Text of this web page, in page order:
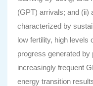
(GPT) arrivals; and (ii)
characterized by
low fertility, high levels
progress generated
increasingly frequent
energy transition